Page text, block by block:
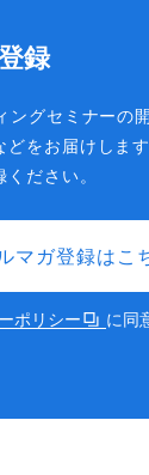
録
グセミナーの
をお届けします
ださい。
マガ登録はこ
ポリシー に同